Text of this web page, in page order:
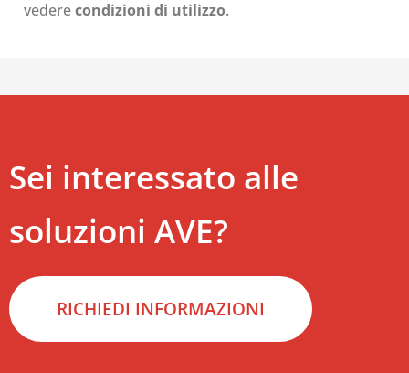
vederecondizioni di utilizzo.
Sei interessato alle
soluzioni AVE?
RICHIEDI INFORMAZIONI